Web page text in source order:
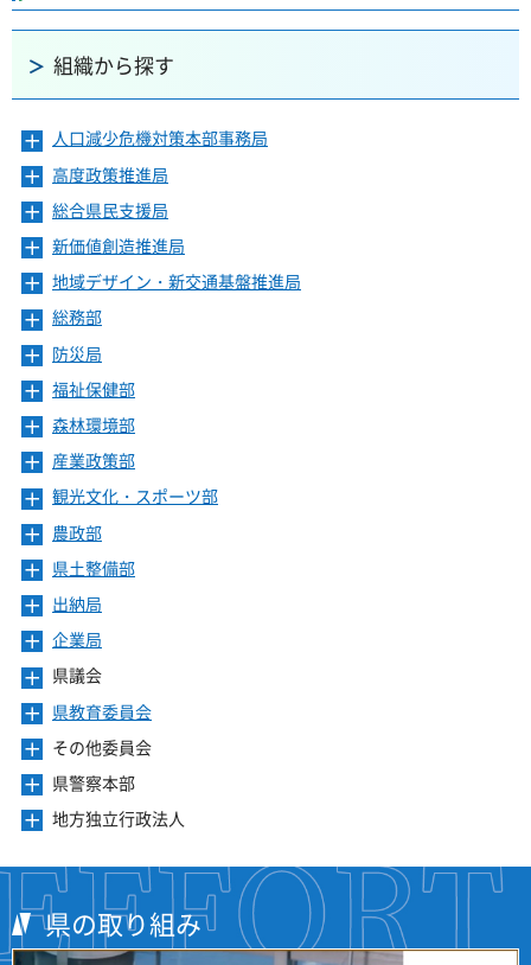
組織から探す
メ
ニ
ュ
ー
を
開
き
ま
す
人口減少危機対策本部事務局
メ
ニ
ュ
ー
を
開
き
ま
す
高度政策推進局
メ
ニ
ュ
ー
開
き
ま
す
総合県民支援局
メ
ニ
ュ
ー
を
開
き
ま
す
新価値創造推進局
メ
ニ
ュ
ー
を
開
き
ま
す
地域デザイン・新交通基盤推進局
メ
ニ
ュ
ー
を
開
き
ま
す
総務部
メ
ニ
ュ
ー
を
開
き
ま
す
防災局
メ
ニ
ュ
ー
開
き
ま
す
福祉保健部
メ
ニ
ュ
ー
を
開
き
ま
す
森林環境部
メ
ニ
ュ
ー
を
開
き
ま
す
産業政策部
メ
ニ
ュ
ー
を
開
き
ま
す
観光文化・スポーツ部
メ
ニ
ュ
ー
を
開
き
ま
す
農政部
メ
ニ
ュ
ー
開
き
ま
す
県土整備部
メ
ニ
ュ
ー
を
開
き
ま
す
出納局
メ
ニ
ュ
ー
を
開
き
ま
す
企業局
メ
ニ
ュ
ー
を
開
き
ま
県議会
メ
ニ
ュ
ー
を
開
ま
県教育委員会
メ
ニ
ュ
ー
開
ま
す
その他委員会
メ
ニ
ュ
を
き
ま
県警察本部
メ
ュ
を
開
き
地方独立行政法人
県の取り組み